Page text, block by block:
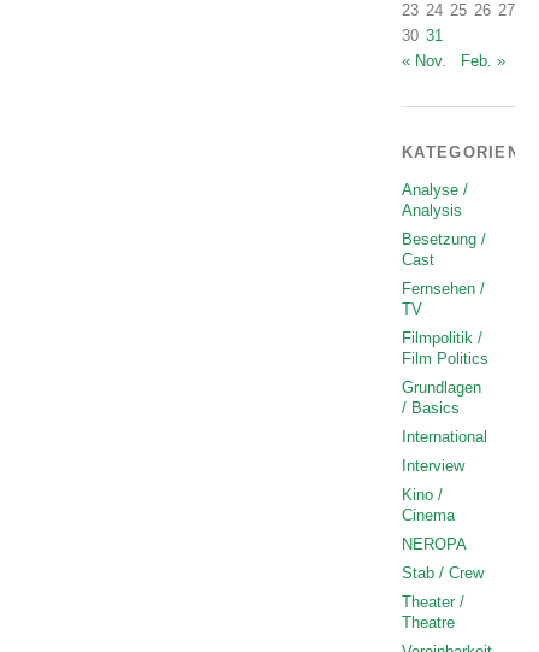
23 24 25 26 27
30 31
« Nov.
Feb. »
KATEGORIEN
Analyse /
Analysis
Besetzung /
Cast
Fernsehen /
TV
Filmpolitik /
Film Politics
Grundlagen
/ Basics
International
Interview
Kino /
Cinema
NEROPA
Stab / Crew
Theater /
Theatre